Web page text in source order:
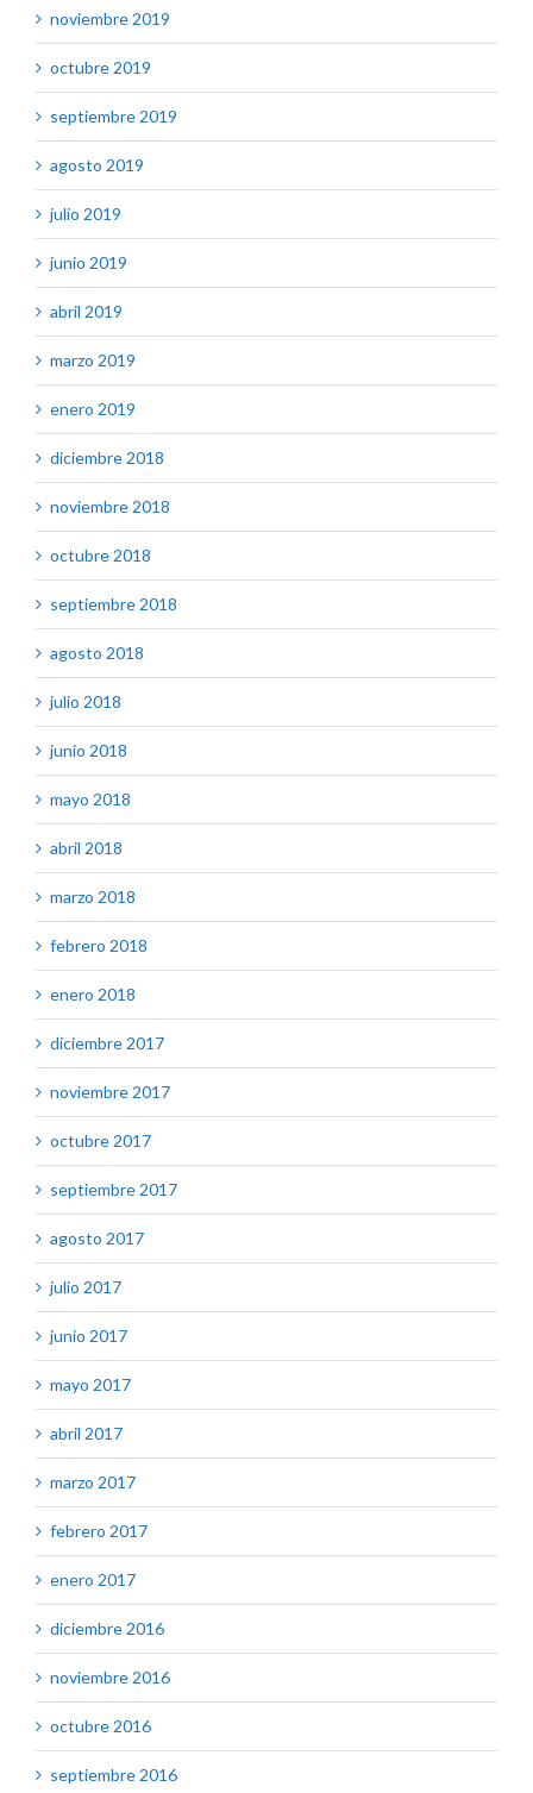
noviembre 2019
octubre 2019
septiembre 2019
agosto 2019
julio 2019
junio 2019
abril 2019
marzo 2019
enero 2019
diciembre 2018
noviembre 2018
octubre 2018
septiembre 2018
agosto 2018
julio 2018
junio 2018
mayo 2018
abril 2018
marzo 2018
febrero 2018
enero 2018
diciembre 2017
noviembre 2017
octubre 2017
septiembre 2017
agosto 2017
julio 2017
junio 2017
mayo 2017
abril 2017
marzo 2017
febrero 2017
enero 2017
diciembre 2016
noviembre 2016
octubre 2016
septiembre 2016